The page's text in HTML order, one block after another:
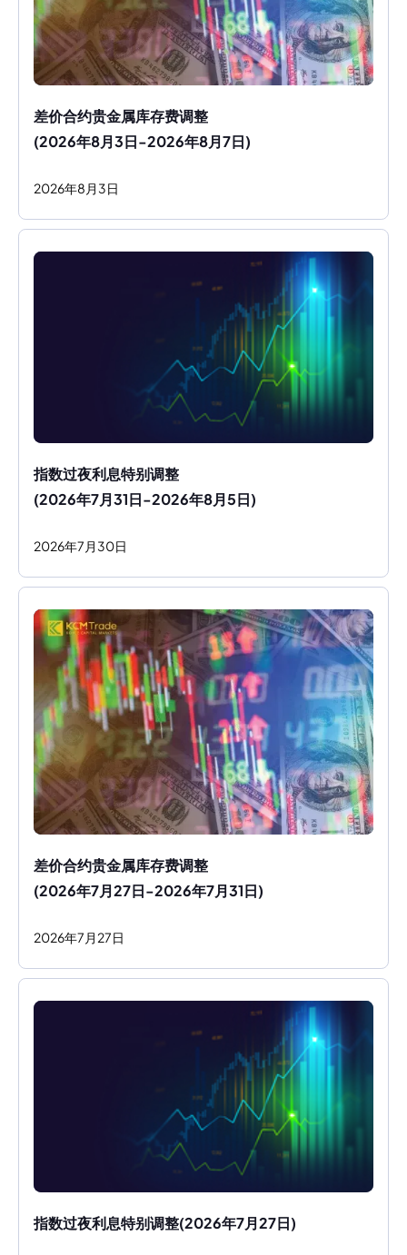
差价合约贵金属库存费调整
(2026年8月3日-2026年8月7日)
2026年8 月 3日
指数过夜利息特别调整
(2026年7月31日-2026年8月5日)
2026年7 月 30日
差价合约贵金属库存费调整
(2026年7月27日-2026年7月31日)
2026年7 月 27日
指数过夜利息特别调整(2026年7月27日)